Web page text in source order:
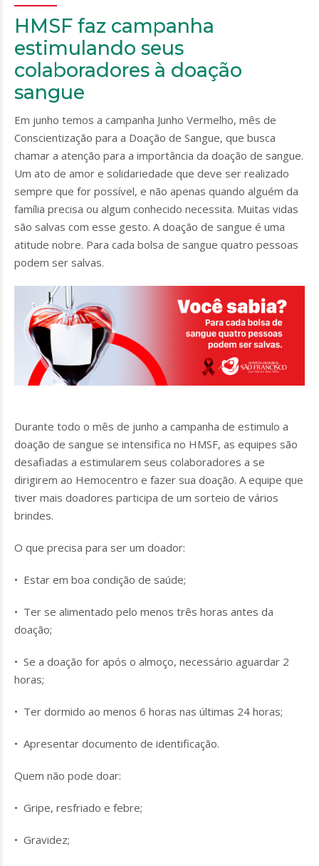
HMSF faz campanha
estimulando seus
colaboradores à doação
sangue
Em junho temos a campanha Junho Vermelho, mês de
Conscientização para a Doação de Sangue, que busca
chamar a atenção para a importância da doação de sangue.
Um ato de amor e solidariedade que deve ser realizado
sempre que for possível, e não apenas quando alguém da
família precisa ou algum conhecido necessita. Muitas vidas
são salvas com esse gesto. A doação de sangue é uma
atitude nobre. Para cada bolsa de sangue quatro pessoas
podem ser salvas.
Durante todo o mês de junho a campanha de estimulo a
doação de sangue se intensifica no HMSF, as equipes são
desafiadas a estimularem seus colaboradores a se
dirigirem ao Hemocentro e fazer sua doação. A equipe que
tiver mais doadores participa de um sorteio de vários
brindes.
O que precisa para ser um doador:
• Estar em boa condição de saúde;
• Ter se alimentado pelo menos três horas antes da
doação;
• Se a doação for após o almoço, necessário aguardar 2
horas;
• Ter dormido ao menos 6 horas nas últimas 24 horas;
• Apresentar documento de identificação.
Quem não pode doar:
• Gripe, resfriado e febre;
• Gravidez;